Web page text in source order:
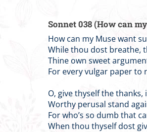
Sonnet 038 (How can
How can my Muse want
While thou dost breathe,
Thine own sweet
For every vulgar paper to
O, give thyself the thanks,
Worthy perusal stand
For who’s so dumb that
When thou thyself dost